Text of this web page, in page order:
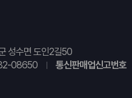
성수면 도인2길50
08650 통신판매업신고번호